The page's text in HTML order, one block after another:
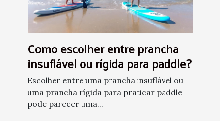
Como escolher entre prancha
insuflável ou rígida para paddle?
Escolher entre uma prancha insuflável ou
uma prancha rígida para praticar paddle
pode parecer uma...